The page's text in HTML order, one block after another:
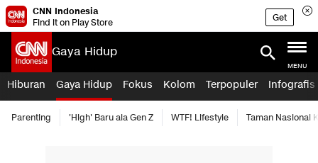
CNN Indonesia
Find it on Play Store
Get
Gaya Hidup
MENU
Hiburan Gaya Hidup Fokus Kolom Terpopuler Infografis
Parenting 'High' Baru ala Gen Z WTF! Lifestyle Taman Nasional